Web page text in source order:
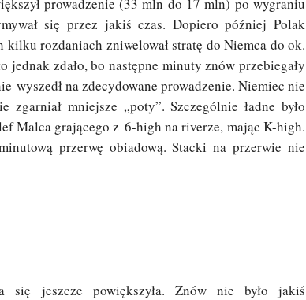
się przez jakiś czas. Dopiero później Polak
rozdaniach zniwelował stratę do Niemca do ok.
zdało, bo następne minuty znów przebiegały
wyszedł na zdecydowane prowadzenie. Niemiec nie
mniejsze „poty”. Szczególnie ładne było
Malca grającego z 6-high na riverze, mając K-high.
przerwę obiadową. Stacki na przerwie nie
się jeszcze powiększyła. Znów nie było jakiś